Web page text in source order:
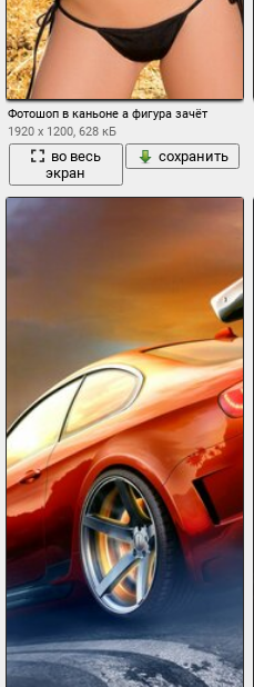
Фотошоп в каньоне а фигура зачёт
1920 x 1200, 628 кБ
во весь
экран
сохранить